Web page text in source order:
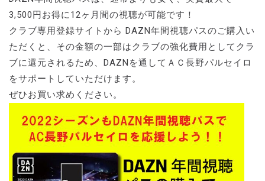
3,500円お得に12ヶ月間の視聴が可能です！
クラブ専用登録サイトから DAZN年間視聴パスのご購入い
ただくと、その金額の一部はクラブの強化費用としてクラ
ブに還元されるため、DAZNを通してＡＣ長野パルセイロ
をサポートしていただけます。
ぜひお買い求めください。